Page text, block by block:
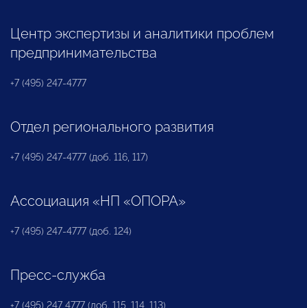
Центр экспертизы и аналитики проблем
предпринимательства
+7 (495) 247-4777
Отдел регионального развития
+7 (495) 247-4777 (доб. 116, 117)
Ассоциация «НП «ОПОРА»
+7 (495) 247-4777 (доб. 124)
Пресс-служба
+7 (495) 247 4777 (доб. 115, 114, 113)